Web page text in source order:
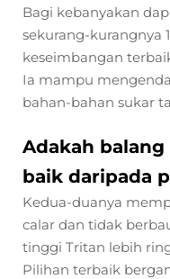
Bagi kebanyakan
sekurang-kurangnya
keseimbangan
Ia mampu
bahan-bahan sukar
Adakah
baik daripada
Kedua-duanya
calar dan tidak
tinggi Tritan lebih
Pilihan terbaik